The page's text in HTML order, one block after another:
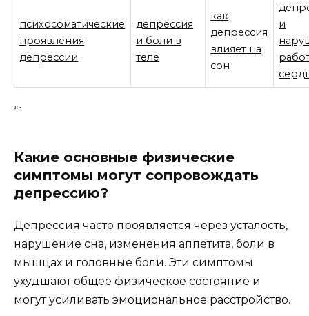
психосоматические
проявления
депрессии
депрессия
и боли в
теле
как
депрессия
влияет на
сон
и
“`
Какие основные физические
симптомы могут сопровождать
депрессию?
Депрессия часто проявляется через усталость,
нарушение сна, изменения аппетита, боли в
мышцах и головные боли. Эти симптомы
ухудшают общее физическое состояние и
могут усиливать эмоциональное расстройство.